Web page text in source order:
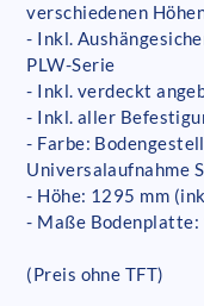
verschiedenen
- Inkl.
PLW-Serie
- Inkl. verdeckt
- Inkl. aller
- Farbe:
Universalaufnahme
- Höhe: 1295 mm
- Maße
(Preis ohne TFT)